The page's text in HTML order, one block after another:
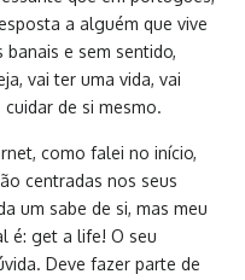
a alguém que vive
e sem sentido,
vai ter uma vida, vai
de si mesmo.
como falei no início,
centradas nos seus
um sabe de si, mas meu
é: get a life! O seu
Deve fazer parte de